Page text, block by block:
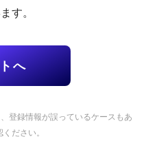
す。
へ
登録情報が誤っているケースもあ
ださい。